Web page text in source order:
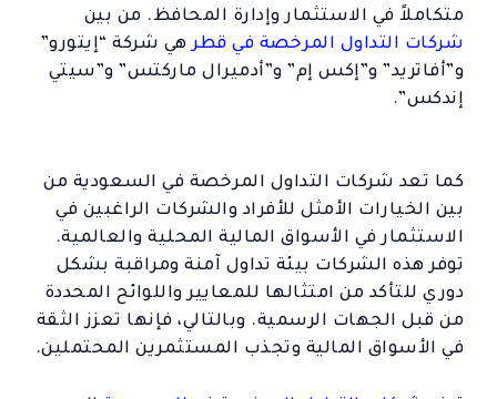
متكاملاً في الاستثمار وإدارة المحافظ. من بين
شركات التداول المرخصة في قطرهي شركة “إيتورو”
و”أفاتريد” و”إكس إم” و”أدميرال ماركتس” و”سيتي
إندكس”.
كما تعد شركات التداول المرخصة في السعودية من
بين الخيارات الأمثل للأفراد والشركات الراغبين في
الاستثمار في الأسواق المالية المحلية والعالمية.
توفر هذه الشركات بيئة تداول آمنة ومراقبة بشكل
دوري للتأكد من امتثالها للمعايير واللوائح المحددة
من قبل الجهات الرسمية. وبالتالي، فإنها تعزز الثقة
في الأسواق المالية وتجذب المستثمرين المحتملين.